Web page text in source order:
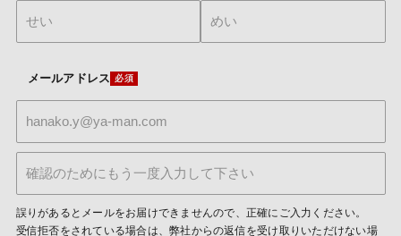
メールアドレス
誤りがあるとメールをお届けできませんので、正確にご入力ください。
受信拒否をされている場合は、弊社からの返信を受け取りいただけない場